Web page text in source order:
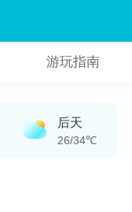
游玩指南
后天
26/34℃